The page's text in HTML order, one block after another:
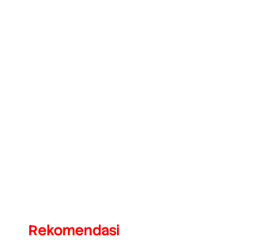
Rekomendasi